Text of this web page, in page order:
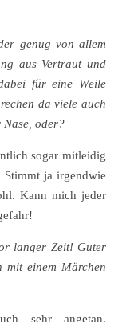
genug von allem
aus Vertraut und
für eine Weile
da viele auch
Nase, oder?
sogar mitleidig
Stimmt ja irgendwie
Kann mich jeder
langer Zeit! Guter
mit einem Märchen
sehr angetan.